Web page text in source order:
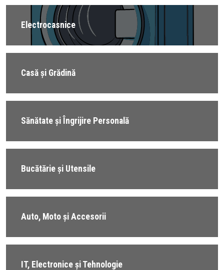
Electrocasnice
Casă și Grădină
Sănătate și Îngrijire Personală
Bucătărie și Utensile
Auto, Moto și Accesorii
IT, Electronice și Tehnologie